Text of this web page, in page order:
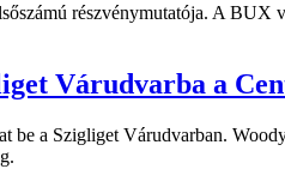
részvénymutatója. A
Várudvarba a
be a Szigliget Várudvarban.